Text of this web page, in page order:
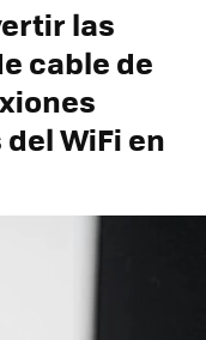
las
cable de
WiFi en